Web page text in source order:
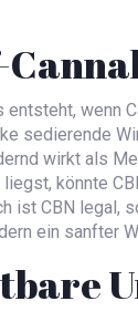
entsteht, wenn
sedierende
wirkt als
könnte
ist CBN legal,
ein sanfter